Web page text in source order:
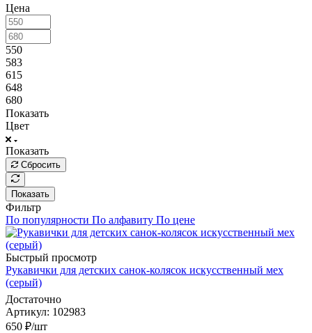
Цена
550
583
615
648
680
Показать
Цвет
Показать
Сбросить
Показать
Фильтр
По популярности По алфавиту По цене
Быстрый просмотр
Рукавички для детских санок-колясок искусственный мех
(серый)
Достаточно
Артикул: 102983
650 ₽/шт